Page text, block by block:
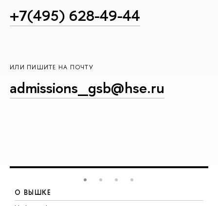
+7(495) 628-49-44
ИЛИ ПИШИТЕ НА ПОЧТУ
admissions_gsb@hse.ru
О ВЫШКЕ